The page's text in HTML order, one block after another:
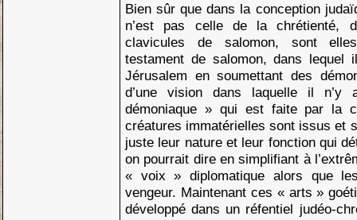
Bien sûr que dans la conception
n’est pas celle de la chrétienté,
clavicules de salomon, sont
testament de salomon, dans lequel
Jérusalem en soumettant des
d’une vision dans laquelle il
démoniaque » qui est faite par la
créatures immatérielles sont issus et
juste leur nature et leur fonction qui
on pourrait dire en simplifiant à
« voix » diplomatique alors que
vengeur. Maintenant ces « arts »
développé dans un réfentiel judéo-